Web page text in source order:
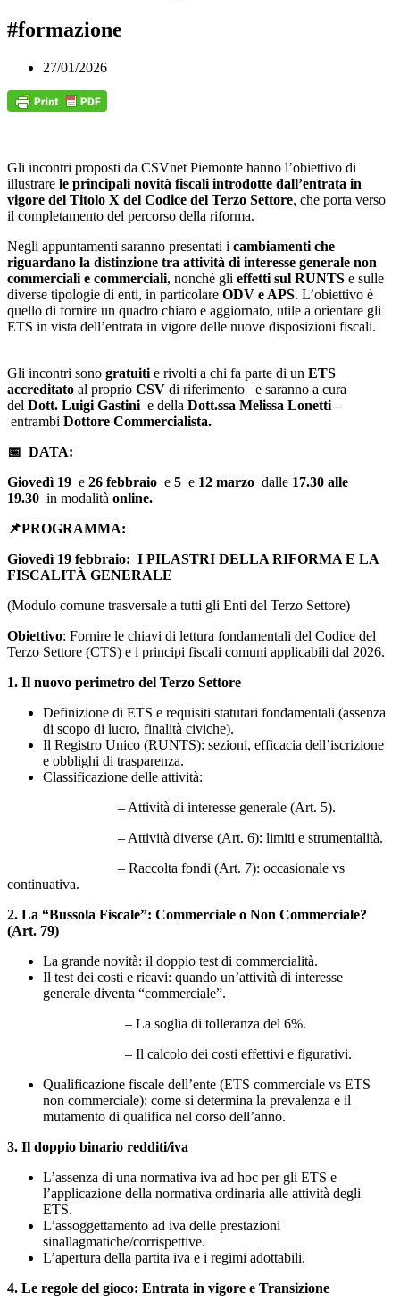
#formazione
27/01/2026
Gli incontri proposti da CSVnet Piemonte hanno l’obiettivo di
illustrare le principali novità fiscali introdotte dall’entrata in
vigore del Titolo X del Codice del Terzo Settore, che porta verso
il completamento del percorso della riforma.
Negli appuntamenti saranno presentati i cambiamenti che
riguardano la distinzione tra attività di interesse generale non
commerciali e commerciali, nonché gli effetti sul RUNTS e sulle
diverse tipologie di enti, in particolare ODV e APS. L’obiettivo è
quello di fornire un quadro chiaro e aggiornato, utile a orientare gli
ETS in vista dell’entrata in vigore delle nuove disposizioni fiscali.
Gli incontri sono gratuiti e rivolti a chi fa parte di un ETS
accreditato al proprio CSV di riferimento
e saranno a cura
del Dott. Luigi Gastini e della Dott.ssa Melissa Lonetti –
entrambi Dottore Commercialista.
📅 DATA:
Giovedì 19 e 26 febbraio e 5 e 12 marzo dalle 17.30 alle
19.30 in modalità online.
📌PROGRAMMA:
Giovedì 19 febbraio: I PILASTRI DELLA RIFORMA E LA
FISCALITÀ GENERALE
(Modulo comune trasversale a tutti gli Enti del Terzo Settore)
Obiettivo: Fornire le chiavi di lettura fondamentali del Codice del
Terzo Settore (CTS) e i principi fiscali comuni applicabili dal 2026.
1. Il nuovo perimetro del Terzo Settore
Definizione di ETS e requisiti statutari fondamentali (assenza
di scopo di lucro, finalità civiche).
Il Registro Unico (RUNTS): sezioni, efficacia dell’iscrizione
e obblighi di trasparenza.
Classificazione delle attività:
– Attività di interesse generale (Art. 5).
– Attività diverse (Art. 6): limiti e strumentalità.
– Raccolta fondi (Art. 7): occasionale vs
continuativa.
2. La “Bussola Fiscale”: Commerciale o Non Commerciale?
(Art. 79)
La grande novità: il doppio test di commercialità.
Il test dei costi e ricavi: quando un’attività di interesse
generale diventa “commerciale”.
– La soglia di tolleranza del 6%.
– Il calcolo dei costi effettivi e figurativi.
Qualificazione fiscale dell’ente (ETS commerciale vs ETS
non commerciale): come si determina la prevalenza e il
mutamento di qualifica nel corso dell’anno.
3. Il doppio binario redditi/iva
L’assenza di una normativa iva ad hoc per gli ETS e
l’applicazione della normativa ordinaria alle attività degli
ETS.
L’assoggettamento ad iva delle prestazioni
sinallagmatiche/corrispettive.
L’apertura della partita iva e i regimi adottabili.
4. Le regole del gioco: Entrata in vigore e Transizione